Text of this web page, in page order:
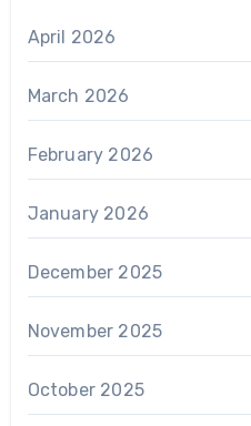
April 2026
March 2026
February 2026
January 2026
December 2025
November 2025
October 2025